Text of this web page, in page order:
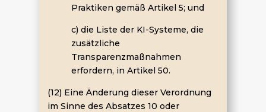
Praktiken gemäß Artikel 5; und
c) die Liste der KI-Systeme, die
zusätzliche
Transparenzmaßnahmen
erfordern, in Artikel 50.
(12) Eine Änderung dieser Verordnung
im Sinne des Absatzes 10 oder